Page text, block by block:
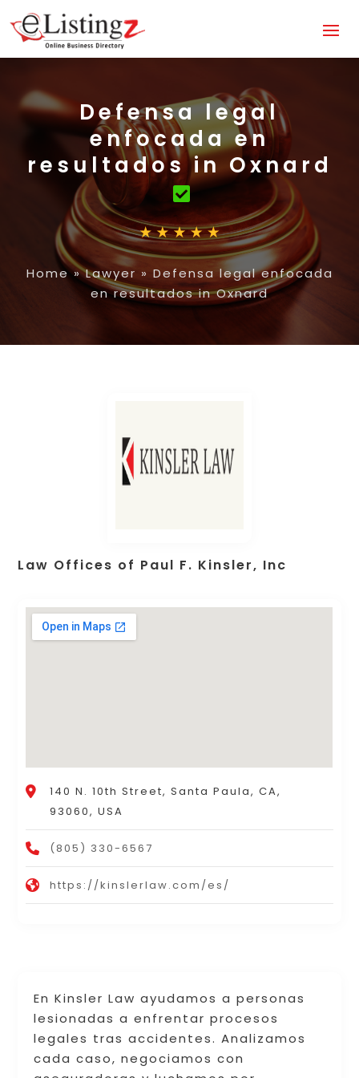
Defensa legal
enfocada en
resultados in Oxnard
Home»Lawyer » Defensa legal enfocada
en resultados in Oxnard
En Kinsler Law ayudamos a personas
lesionadas a enfrentar procesos
legales tras accidentes. Analizamos
cada caso, negociamos con
Law Offices of Paul F. Kinsler, Inc
140 N. 10th Street, Santa Paula, CA,
93060, USA
(805) 330-6567
https://kinslerlaw.com/es/